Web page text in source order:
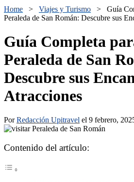
Home > Viajes y Turismo > Guía
Peraleda de San Román: Descubre sus
Guía Completa
Peraleda de San
Descubre sus
Atracciones
PorRedacción Upitravel el 9 febrero,
Contenido del artículo: